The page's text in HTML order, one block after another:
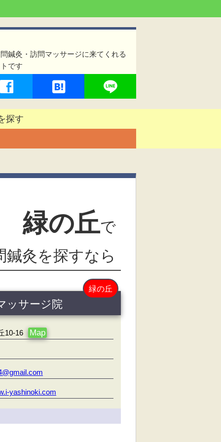
鍼灸・訪問マッサージに来てくれる
です
探す
緑の丘で
灸を探すなら
緑の丘
ッサージ院
10-16 Map
yashinoki.com